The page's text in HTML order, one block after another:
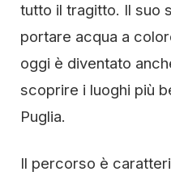
tutto il tragitto. Il suo
portare acqua a
oggi è diventato
scoprire i luoghi più
Puglia.
Il percorso è